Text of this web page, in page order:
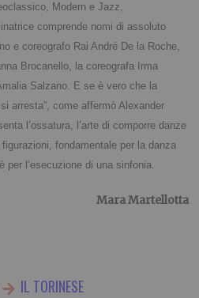
Modern e Jazz,
comprende nomi di assoluto
e coreografo Rai André De la Roche,
Brocanello, la coreografa Irma
Salzano. E se è vero che la
arresta”, come affermò Alexander
l’ossatura, l’arte di comporre danze
fondamentale per la danza
l’esecuzione di una sinfonia.
Mara Martellotta
IL TORINESE